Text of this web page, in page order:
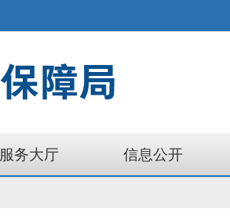
服务大厅 信息公开